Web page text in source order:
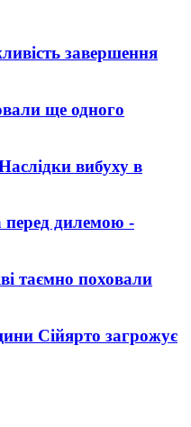
завершення
ще одного
вибуху в
перед дилемою -
таємно поховали
Сійярто загрожує